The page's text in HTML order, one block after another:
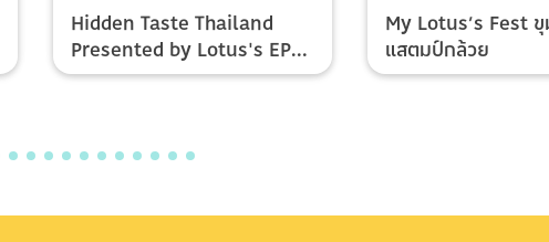
Hidden Taste Thailand
Presented by Lotus's EP
Final
My Lotus’s Fest
แสตมป์กล้วย